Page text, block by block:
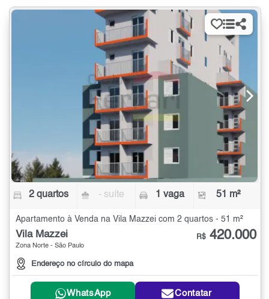
2 quartos - suíte 1 vaga 51 m²
Apartamento à Venda na Vila Mazzei com 2 quartos - 51 m²
Vila Mazzei
Zona Norte - São Paulo
Endereço no círculo do mapa
R$ 420.000
WhatsApp Contatar